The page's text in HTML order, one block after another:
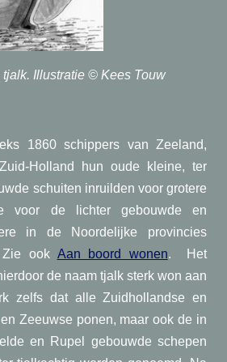
Illustratie © Kees Touw
1860 schippers van Zeeland,
Holland hun oude kleine, ter
schuiten inruilden voor grotere
voor de lichter gebouwde en
in de Noordelijke provincies
Zie ook Aan boord wonen. Het
de naam tjalk sterk won aan
zelfs dat alle Zuidhollandse en
Zeeuwse ponen, maar ook de in
en Rupel gebouwde schepen